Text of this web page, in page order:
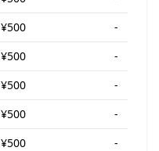
¥500
-
¥500
-
¥500
-
¥500
-
¥500
-